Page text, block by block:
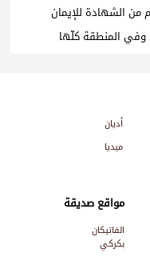
من الشهادة للإيمان
وفي المنطقة كلّها
أديان
ميديا
مواقع صديقة
الفاتيكان
بكركي